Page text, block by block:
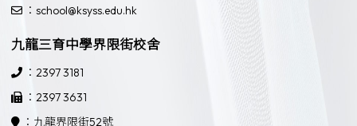
：school@ksyss.edu.hk
九龍三育中學界限街校舍
：2397 3181
：2397 3631
：九龍界限街52號